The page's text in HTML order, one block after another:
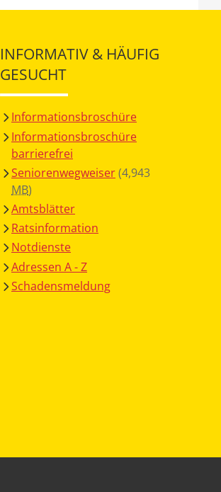
INFORMATIV & HÄUFIG
GESUCHT
Informationsbroschüre
Informationsbroschüre
barrierefrei
Seniorenwegweiser(4,943
MB)
Amtsblätter
Ratsinformation
Notdienste
Adressen A - Z
Schadensmeldung